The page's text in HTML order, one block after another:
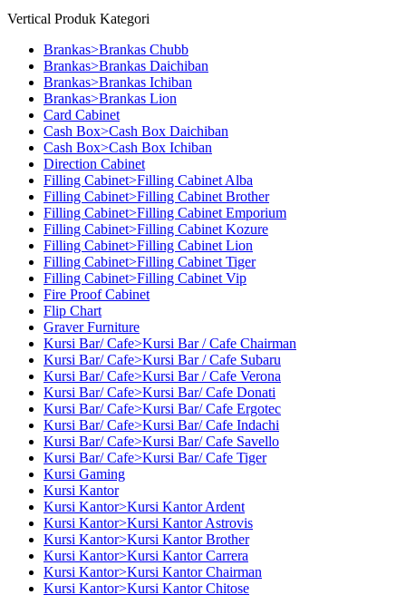
Vertical Produk Kategori
Brankas>Brankas Chubb
Brankas>Brankas Daichiban
Brankas>Brankas Ichiban
Brankas>Brankas Lion
Card Cabinet
Cash Box>Cash Box Daichiban
Cash Box>Cash Box Ichiban
Direction Cabinet
Filling Cabinet>Filling Cabinet Alba
Filling Cabinet>Filling Cabinet Brother
Filling Cabinet>Filling Cabinet Emporium
Filling Cabinet>Filling Cabinet Kozure
Filling Cabinet>Filling Cabinet Lion
Filling Cabinet>Filling Cabinet Tiger
Filling Cabinet>Filling Cabinet Vip
Fire Proof Cabinet
Flip Chart
Graver Furniture
Kursi Bar/ Cafe>Kursi Bar / Cafe Chairman
Kursi Bar/ Cafe>Kursi Bar / Cafe Subaru
Kursi Bar/ Cafe>Kursi Bar / Cafe Verona
Kursi Bar/ Cafe>Kursi Bar/ Cafe Donati
Kursi Bar/ Cafe>Kursi Bar/ Cafe Ergotec
Kursi Bar/ Cafe>Kursi Bar/ Cafe Indachi
Kursi Bar/ Cafe>Kursi Bar/ Cafe Savello
Kursi Bar/ Cafe>Kursi Bar/ Cafe Tiger
Kursi Gaming
Kursi Kantor
Kursi Kantor>Kursi Kantor Ardent
Kursi Kantor>Kursi Kantor Astrovis
Kursi Kantor>Kursi Kantor Brother
Kursi Kantor>Kursi Kantor Carrera
Kursi Kantor>Kursi Kantor Chairman
Kursi Kantor>Kursi Kantor Chitose